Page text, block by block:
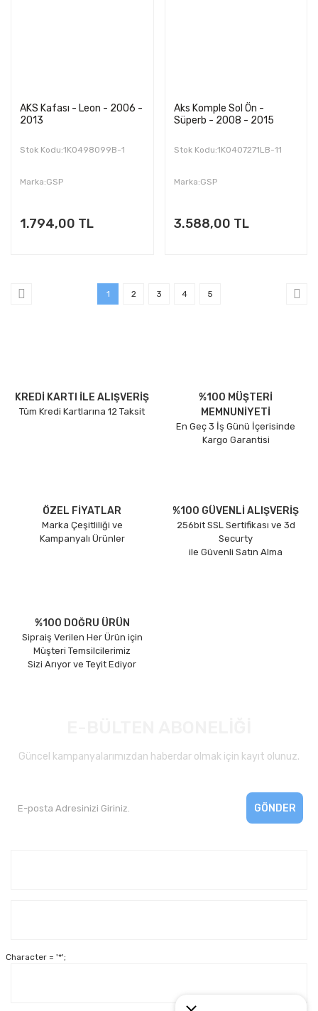
AKS Kafası - Leon - 2006 -
2013
Stok Kodu:1K0498099B-1
Marka:GSP
1.794,00 TL
Aks Komple Sol Ön -
Süperb - 2008 - 2015
Stok Kodu:1K0407271LB-11
Marka:GSP
3.588,00 TL
1 2 3 4 5
KREDİ KARTI İLE ALIŞVERİŞ
Tüm Kredi Kartlarına 12 Taksit
%100 MÜŞTERİ
MEMNUNİYETİ
En Geç 3 İş Günü İçerisinde
Kargo Garantisi
ÖZEL FİYATLAR
Marka Çeşitliliği ve
Kampanyalı Ürünler
%100 GÜVENLİ ALIŞVERİŞ
256bit SSL Sertifikası ve 3d
Securty
ile Güvenli Satın Alma
%100 DOĞRU ÜRÜN
Sipraiş Verilen Her Ürün için
Müşteri Temsilcilerimiz
Sizi Arıyor ve Teyit Ediyor
Güncel kampanyalarımızdan haberdar olmak için kayıt olunuz.
GÖNDER
Character = '*';